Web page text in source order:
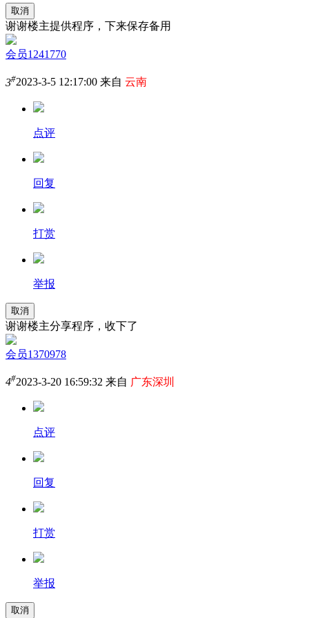
取消
谢谢楼主提供程序，下来保存备用
会员1241770
3#2023-3-5 12:17:00 来自 云南
点评
回复
打赏
举报
取消
谢谢楼主分享程序，收下了
会员1370978
4#2023-3-20 16:59:32 来自 广东深圳
点评
回复
打赏
举报
取消